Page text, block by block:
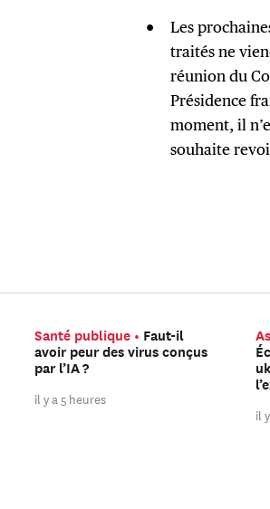
Les
traités ne
réunion du
Présidence
moment, il
souhaite
Santé publique
Faut-il
avoir peur des virus conçus
par l’IA ?
il y a 5 heures
il